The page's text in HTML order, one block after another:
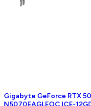
Gigabyte GeForce RTX
N5070EAGLEOC ICE-